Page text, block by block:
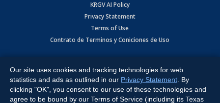
KRGV AI Policy
Privacy Statement
Terms of Use
Contrato de Terminos y Coniciones de Uso
Expressway, Weslaco, TX 78596.
All Rights Reserved. Powered by:Ruby Shore Software
Our site uses cookies and tracking technologies for web
statistics and ads as outlined in our Privacy Statement . By
clicking "OK", you consent to our use of these technologies and
agree to be bound by our Terms of Service (including its Texas